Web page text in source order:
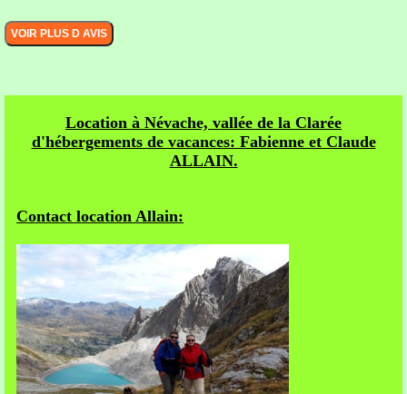
Location à Névache, vallée de la Clarée
d'hébergements de vacances: Fabienne et Claude
ALLAIN.
Contact location Allain: